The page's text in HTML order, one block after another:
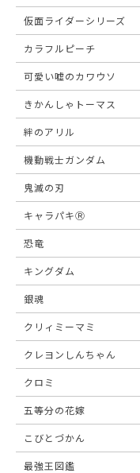
仮面ライダーシリーズ
カラフルピーチ
可愛い嘘のカワウソ
きかんしゃトーマス
絆のアリル
機動戦士ガンダム
鬼滅の刃
キャラパキⓇ
恐竜
キングダム
銀魂
クリィミーマミ
クレヨンしんちゃん
クロミ
五等分の花嫁
こびとづかん
最強王図鑑